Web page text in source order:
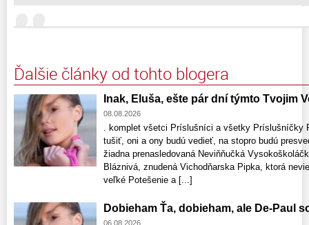
Ďalšie články od tohto blogera
Inak, Eluša, ešte pár dní týmto Tvojim
08.08.2026
. komplet všetci Príslušníci a všetky Príslušníčky
tušiť, oni a ony budú vedieť, na stopro budú
žiadna prenasledovaná Neviňňučká
Bláznivá, znudená Vichodňarska Pipka, ktorá
veľké Potešenie a [...]
Dobieham Ťa, dobieham, ale De-Paul
06.08.2026